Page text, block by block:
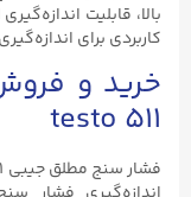
بالا، قابلیت
کاربردی برای
خرید و
testo ۵۱۱